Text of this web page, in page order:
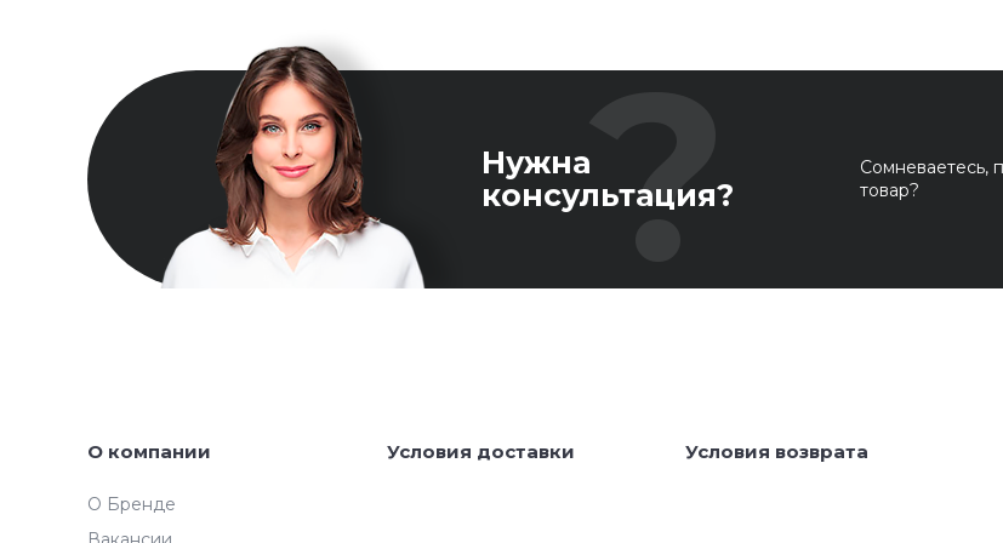
Нужна
консультация?
Сомневаетесь,
товар?
О компании
О Бренде
Условия доставки Условия возврата